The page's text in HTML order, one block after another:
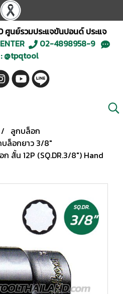
ศูนย์รวมประแจขันปอนด์ ประแจ
02-4898958-9
: @tpqtool
ลูกบล็อก
ล็อกยาว 3/8"
สั้น 12P (SQ.DR.3/8") Hand